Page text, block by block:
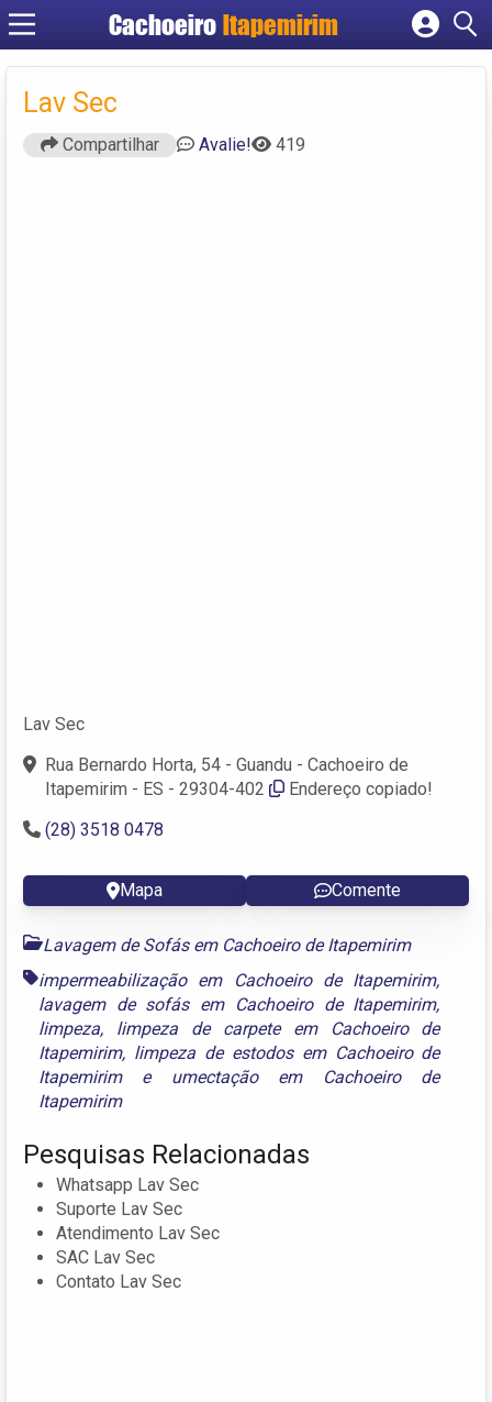
Cachoeiro Itapemirim
Cadastrar empresa
Lav Sec
Compartilhar Avalie! 419
Lav Sec
Rua Bernardo Horta, 54 - Guandu - Cachoeiro de
Itapemirim - ES - 29304-402
Endereço copiado!
(28) 3518 0478
Mapa Comente
Lavagem de Sofás em Cachoeiro de Itapemirim
impermeabilização em Cachoeiro de Itapemirim,
lavagem de sofás em Cachoeiro de Itapemirim,
limpeza, limpeza de carpete em Cachoeiro de
Itapemirim, limpeza de estodos em Cachoeiro de
Itapemirime umectação em Cachoeiro de
Itapemirim
Pesquisas Relacionadas
Whatsapp Lav Sec
Suporte Lav Sec
Atendimento Lav Sec
SAC Lav Sec
Contato Lav Sec